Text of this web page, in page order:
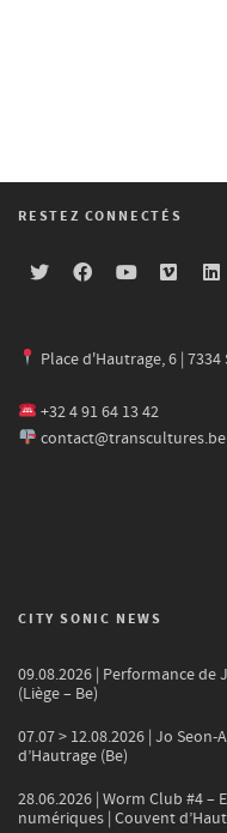
RESTEZ CONNECTÉS
Place d'Hautrage, 6 |
+32 4 91 64 13 42
contact@transcultures.be
CITY SONIC NEWS
09.08.2026 | Performance de
(Liège – Be)
07.07 > 12.08.2026 | Jo
d’Hautrage (Be)
28.06.2026 | Worm Club #4 –
numériques | Couvent